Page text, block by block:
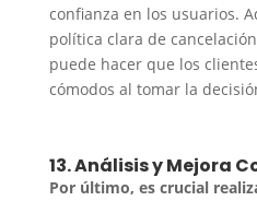
confianza en los usuarios.
política clara de
puede hacer que los
cómodos al tomar la
13. Análisis y Mejora
Por último, es crucial